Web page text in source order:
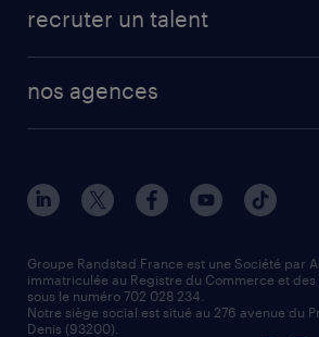
créer un compte candidat
manutentionnaire
assistant administratif
comptable
recruter un talent
solutions opérationnelles
contact entreprise
faq intérim / recrutement
nos agences
nos agences par ville
nos agences par région
nos cabinets de recrutement
Groupe Randstad France est une Société par
immatriculée au Registre du Commerce et
sous le numéro 702 028 234.
Notre siège social est situé au 276 avenue du
Denis (93200).